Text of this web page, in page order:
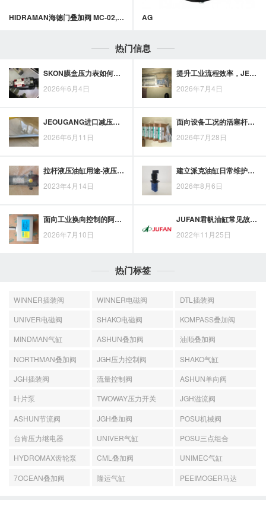
HIDRAMAN海德门叠加阀 MC-02,03系列叠加式止逆阀 AG
热门信息
SKON膜盒压力表如何适应工业测压需求变化
2026年6月4日
提升工业流程效率，JEOUGANGASCO电磁阀在控制环节中的应用思路
2026年7月4日
JEOUGANG进口减压阀与国产减压阀对比，选型时重点看哪些差异？
2026年6月11日
面向设备工况的活塞杆油缸选择要点
2026年7月28日
拉杆液压油缸用途-液压油缸常用的规格-液压油缸的结构及工作原理
2023年4月14日
建立派克油缸日常维护记录：紧固、润滑、渗漏与杆面状态检查
2026年8月6日
面向工业换向控制的阿托斯DSG电磁换向阀，优势特点与选用参考
2026年7月10日
JUFAN君帆油缸常见故障以及解决方案
2022年11月25日
热门标签
WINNER插装阀 WINNER电磁阀
DTL插装阀
UNIVER电磁阀
SHAKO电磁阀
KOMPASS叠加阀
MINDMAN气缸
ASHUN叠加阀
油顺叠加阀
NORTHMAN叠加阀
JGH压力控制阀
SHAKO气缸
JGH插装阀
流量控制阀
ASHUN单向阀
叶片泵
TWOWAY压力开关
JGH溢流阀
ASHUN节流阀
JGH叠加阀
POSU机械阀
台肯压力继电器
UNIVER气缸
POSU三点组合
HYDROMAX齿轮泵
CML叠加阀
UNIMEC气缸
7OCEAN叠加阀
隆运气缸 PEEIMOGER马达